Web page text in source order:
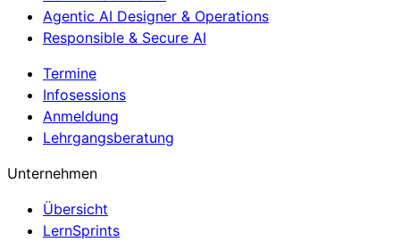
Agentic AI Designer & Operations
Responsible & Secure AI
Termine
Infosessions
Anmeldung
Lehrgangsberatung
Unternehmen
Übersicht
LernSprints